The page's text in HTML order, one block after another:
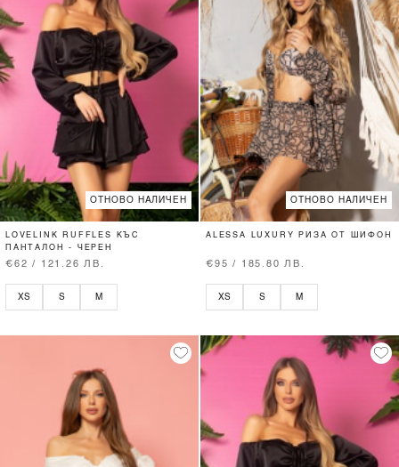
ОТНОВО НАЛИЧЕН
LOVELINK RUFFLES КЪС
ПАНТАЛОН - ЧЕРЕН
€62 / 121.26 ЛВ.
XS S M
ОТНОВО НАЛИЧЕН
ALESSA LUXURY РИЗА ОТ ШИФОН
€95 / 185.80 ЛВ.
XS S M